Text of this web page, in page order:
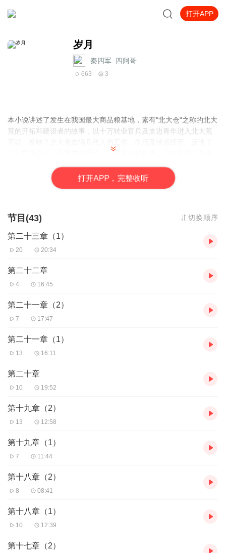
打开APP
岁月
秦四军_四阿哥
663 3
本小说讲述了发生在我国最大商品粮基地，素有"北大仓"之称的北大
荒的开拓和建设者的故事，以十万转业官兵及支边青年进入北大荒
共和国历史上一段重要的历程，这里发生的故事，不但影响了几代
打开APP，完整收听
节目(43) 切换顺序
第二十三章（1）
20 20:34
第二十二章
4 16:45
第二十一章（2）
7 17:47
第二十一章（1）
13 16:11
第二十章
10 19:52
第十九章（2）
13 12:58
第十九章（1）
7 11:44
第十八章（2）
8 08:41
第十八章（1）
10 12:39
第十七章（2）